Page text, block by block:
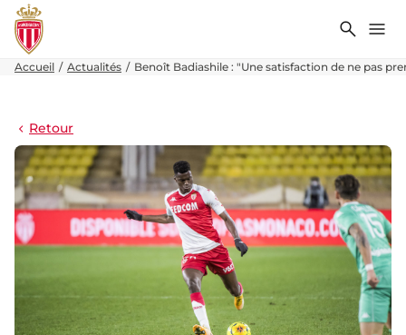
Accueil Actualités Benoît Badiashile : "Une satisfaction de ne pas
Retour